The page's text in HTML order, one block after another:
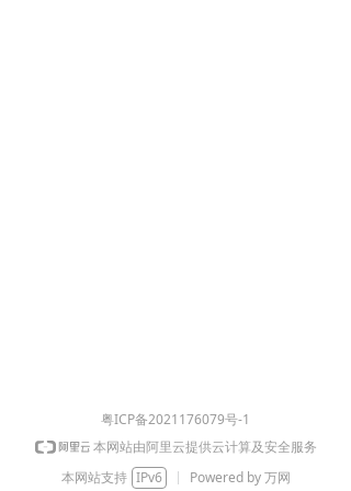
粤ICP备2021176079号-1
本网站由阿里云提供云计算及安全服务
本网站支持 IPv6 Powered by 万网